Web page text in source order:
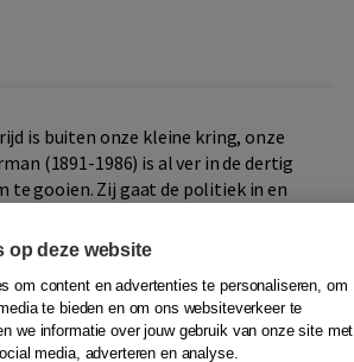
is buiten onze kleine kring, onze
(1891-1986) is al ver in de dertig
te gooien. Zij gaat de politiek in en
klimt ze op tot vertrouwelinge van
Partij, richt een vrouwenbond op
werklozenstaking in de
in Hoorn en treedt zij als
op deze website
om content en advertenties te personaliseren, om
te bieden en om ons websiteverkeer te
we informatie over jouw gebruik van onze site met
media, adverteren en analyse.